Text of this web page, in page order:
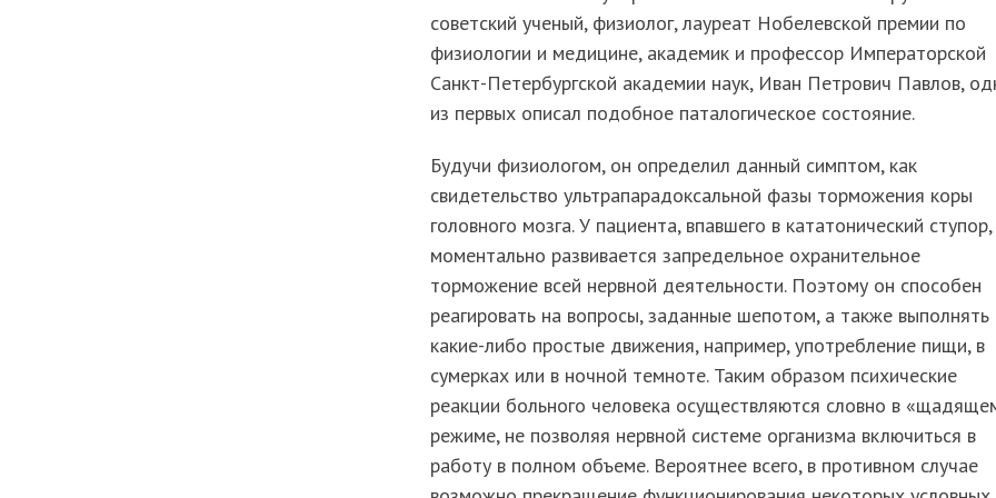
советский ученый, физиолог, лауреат Нобелевской премии по
физиологии и медицине, академик и профессор Императорской
Санкт-Петербургской академии наук, Иван Петрович Павлов,
из первых описал подобное паталогическое состояние.
Будучи физиологом, он определил данный симптом, как
свидетельство ультрапарадоксальной фазы торможения коры
головного мозга. У пациента, впавшего в кататонический ступор,
моментально развивается запредельное охранительное
торможение всей нервной деятельности. Поэтому он способен
реагировать на вопросы, заданные шепотом, а также выполнять
какие-либо простые движения, например, употребление пищи, в
сумерках или в ночной темноте. Таким образом психические
реакции больного человека осуществляются словно в
режиме, не позволяя нервной системе организма включиться в
работу в полном объеме. Вероятнее всего, в противном случае